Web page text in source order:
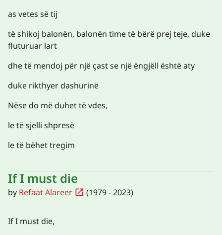
If I must die
by Refaat Alareer (1979 - 2023)
If I must die,
as vetes së tij
të shikoj balonën, balonën time të bërë prej teje, duke
fluturuar lart
dhe të mendoj për një çast se një ëngjëll është aty
duke rikthyer dashurinë
Nëse do më duhet të vdes,
le të sjelli shpresë
le të bëhet tregim